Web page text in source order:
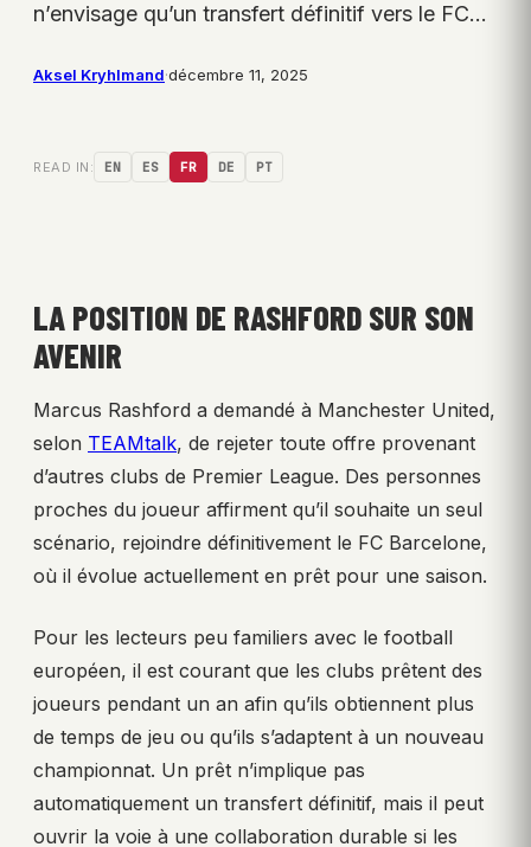
n’envisage qu’un transfert définitif vers le FC…
Aksel Kryhlmand·décembre 11, 2025
READ IN: EN ES FR DE PT
LA POSITION DE RASHFORD SUR SON
AVENIR
Marcus Rashford a demandé à Manchester United,
selon TEAMtalk, de rejeter toute offre provenant
d’autres clubs de Premier League. Des personnes
proches du joueur affirment qu’il souhaite un seul
scénario, rejoindre définitivement le FC Barcelone,
où il évolue actuellement en prêt pour une saison.
Pour les lecteurs peu familiers avec le football
européen, il est courant que les clubs prêtent des
joueurs pendant un an afin qu’ils obtiennent plus
de temps de jeu ou qu’ils s’adaptent à un nouveau
championnat. Un prêt n’implique pas
automatiquement un transfert définitif, mais il peut
ouvrir la voie à une collaboration durable si les